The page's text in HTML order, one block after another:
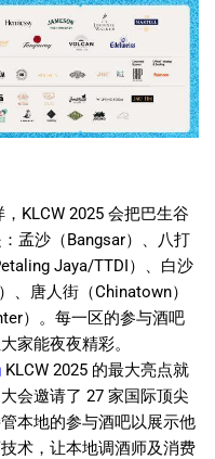
KLCW 2025 会把巴生谷
孟沙（Bangsar）、八打
Jaya/TTDI）、白沙
、唐人街（Chinatown）
）。每一区的参与酒吧
家能夜夜精彩。
KLCW 2025 的最大亮点就
会邀请了 27 家国际顶尖
本地的参与酒吧以展示他
术，让本地调酒师及消费